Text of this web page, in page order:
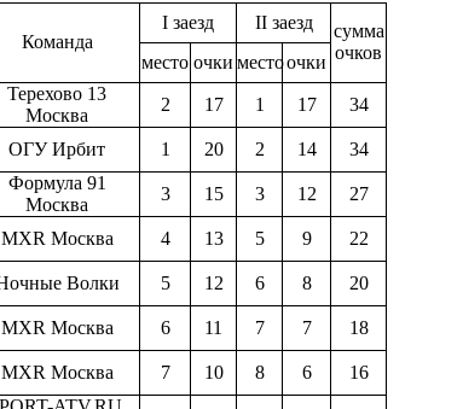
Команда
I заезд II заезд
сумма
очков
место очки местоочки
Терехово 13
Москва
2 17 1 17 34
ОГУ Ирбит 1 20 2 14 34
Формула 91
Москва
3 15 3 12 27
MXR Москва 4 13 5 9 22
Волки 5 12 6 8 20
MXR Москва 6 11 7 7 18
MXR Москва 7 10 8 6 16